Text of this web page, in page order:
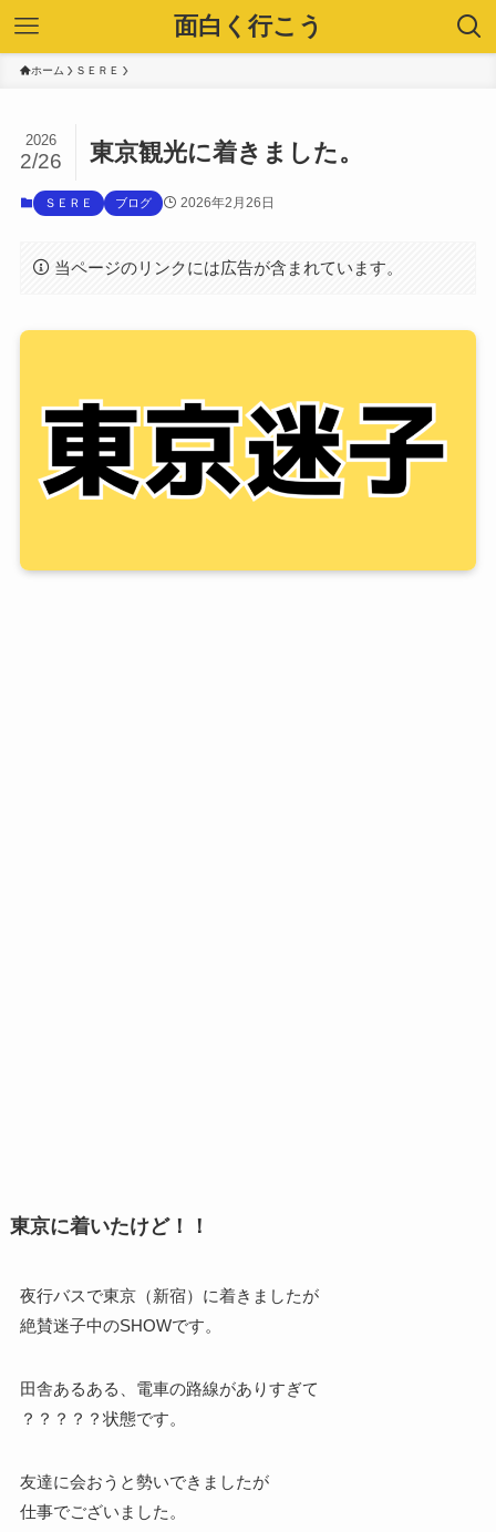
面白く行こう
ホーム ＳＥＲＥ
東京観光に着きました。
2026
2/26
ＳＥＲＥ ブログ 2026年2月26日
当ページのリンクには広告が含まれています。
東京に着いたけど！！
夜行バスで東京（新宿）に着きましたが
絶賛迷子中のSHOWです。
田舎あるある、電車の路線がありすぎて
？？？？？状態です。
友達に会おうと勢いできましたが
仕事でございました。